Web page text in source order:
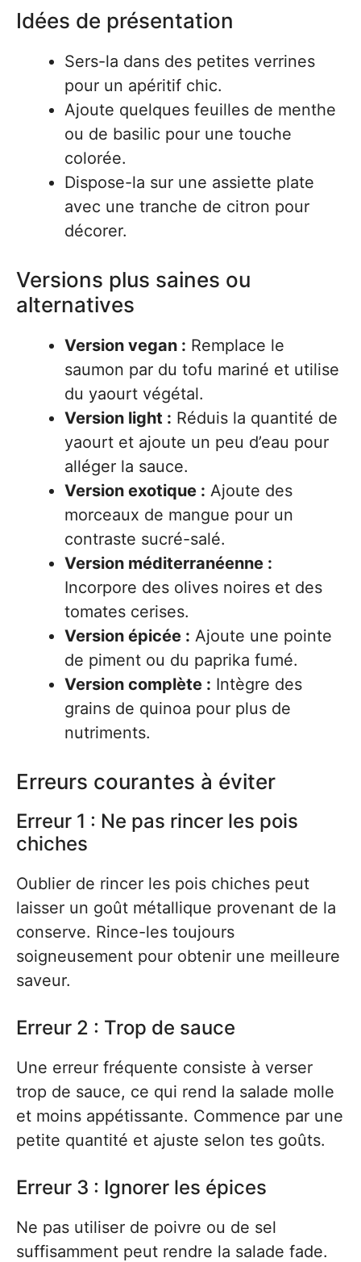
Idées de présentation
Sers-la dans des petites verrines
pour un apéritif chic.
Ajoute quelques feuilles de menthe
ou de basilic pour une touche
colorée.
Dispose-la sur une assiette plate
avec une tranche de citron pour
décorer.
Versions plus saines ou
alternatives
Version vegan : Remplace le
saumon par du tofu mariné et utilise
du yaourt végétal.
Version light : Réduis la quantité de
yaourt et ajoute un peu d’eau pour
alléger la sauce.
Version exotique : Ajoute des
morceaux de mangue pour un
contraste sucré-salé.
Version méditerranéenne :
Incorpore des olives noires et des
tomates cerises.
Version épicée : Ajoute une pointe
de piment ou du paprika fumé.
Version complète : Intègre des
grains de quinoa pour plus de
nutriments.
Erreurs courantes à éviter
Erreur 1 : Ne pas rincer les pois
chiches
Oublier de rincer les pois chiches peut
laisser un goût métallique provenant de la
conserve. Rince-les toujours
soigneusement pour obtenir une meilleure
saveur.
Erreur 2 : Trop de sauce
Une erreur fréquente consiste à verser
trop de sauce, ce qui rend la salade molle
et moins appétissante. Commence par une
petite quantité et ajuste selon tes goûts.
Erreur 3 : Ignorer les épices
Ne pas utiliser de poivre ou de sel
suffisamment peut rendre la salade fade.